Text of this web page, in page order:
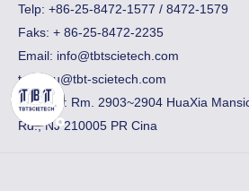
Telp: +86-25-8472-1577 / 8472-1579
Faks: ​+ 86-25-8472-2235
Email: info@tbtscietech.com
toni_gu@tbt-scietech.com
Tambah: Rm. 2903~2904 HuaXia
Rd., NJ 210005 PR Cina